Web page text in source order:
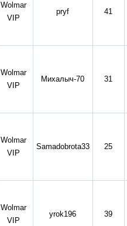
Wolmar
VIP
pryf 41
Wolmar
VIP
Михалыч-70 31
Wolmar
VIP
Samadobrota33 25
Wolmar
VIP
yrok196 39